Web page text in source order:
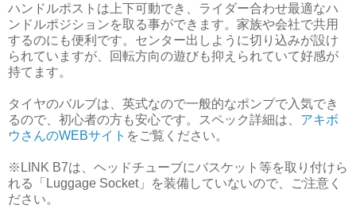
ハンドルポストは上下可動でき、ライダー合わせ最適なハ
ンドルポジションを取る事ができます。家族や会社で共用
するのにも便利です。センター出しように切り込みが設け
られていますが、回転方向の遊びも抑えられていて好感が
持てます。
タイヤのバルブは、英式なので一般的なポンプで入気でき
るので、初心者の方も安心です。スペック詳細は、 アキボ
ウさんのWEBサイト をご覧ください。
※LINK B7は、ヘッドチューブにバスケット等を取り付けら
れる「Luggage Socket」を装備していないので、ご注意く
ださい。